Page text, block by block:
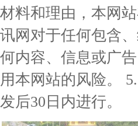
材料和理由，本网
讯网对于任何包含
何内容、信息或广
用本网站的风险。
发后30日内进行。